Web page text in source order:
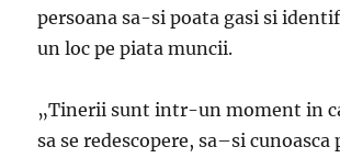
persoana sa-si poata gasi si
un loc pe piata muncii.
„Tinerii sunt intr-un moment in
sa se redescopere, sa–si